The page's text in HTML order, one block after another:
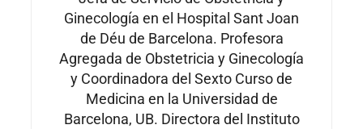
Ginecología en el Hospital Sant Joan
de Déu de Barcelona. Profesora
Agregada de Obstetricia y Ginecología
y Coordinadora del Sexto Curso de
Medicina en la Universidad de
Barcelona, UB. Directora del Instituto